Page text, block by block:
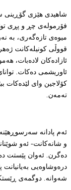
فۆرمولەی چڕ و پڕی
میوەی تازەگەری، بە
قووڵی کونیلەکانت
ئازادەکان لادەبات،
ئاوریشمی دەکات.
کۆلاجین وای لێدەکات
تەمەن.
ئەم پادانە
و شانەکانت- ئەو
دەگرن. ئەوان پێستت
درەوشاوەیی
شەوانە. دوگمەی